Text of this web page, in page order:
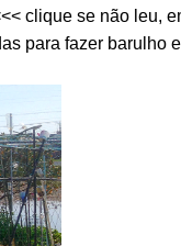
clique se não leu,
para fazer barulho